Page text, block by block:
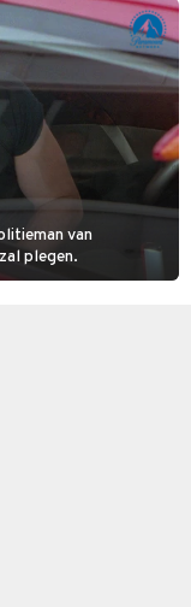
van
plegen.